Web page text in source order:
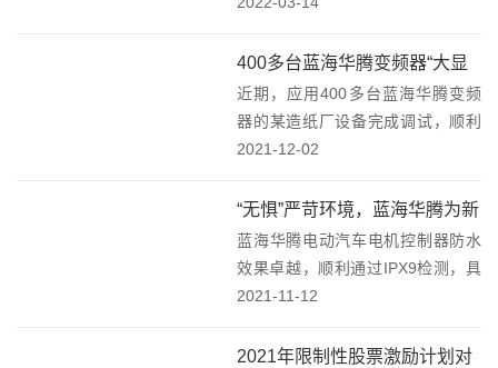
发往欧洲市场。作为新能源汽车重
要零部件之一的电机控制器，其性
能和质量是车辆动力性...
400多台蓝海华腾变频器“大显
身手”！
近期，应用400多台蓝海华腾变频
器的某造纸厂设备完成调试，顺利
投产。在中低压变频器领域，蓝海
的应用需求，进一步强化了产品的
可靠性和环境的适用性设计，并可
以根据客户的不同工...
2021-12-02
“无惧”严苛环境，蓝海华腾为新
能源汽车提供更可靠产品！
蓝海华腾电动汽车电机控制器防水
效果卓越，顺利通过IPX9检测，具
有较高的防水性能，进一步提高了
字组成，第二个数字表示防水的等
2021-11-12
2021年限制性股票激励计划对